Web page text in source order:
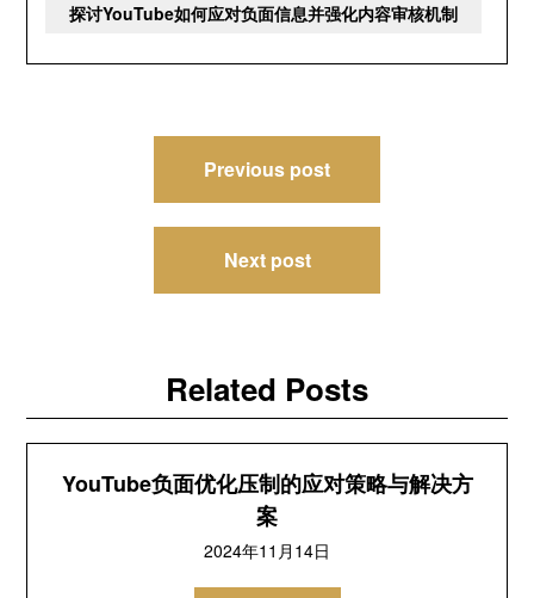
探讨YouTube如何应对负面信息并强化内容审核机制
Previous post
Next post
Related Posts
YouTube负面优化压制的应对策略与解决方
案
2024年11月14日